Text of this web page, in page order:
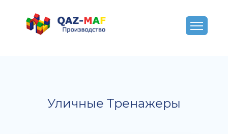
Уличные Тренажеры